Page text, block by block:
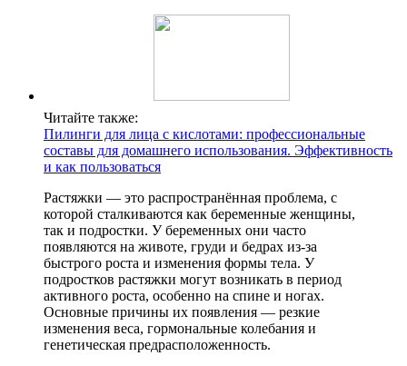
Читайте также:
Пилинги для лица с кислотами: профессиональные
составы для домашнего использования. Эффективность
и как пользоваться
Растяжки — это распространённая проблема, с
которой сталкиваются как беременные женщины,
так и подростки. У беременных они часто
появляются на животе, груди и бедрах из-за
быстрого роста и изменения формы тела. У
подростков растяжки могут возникать в период
активного роста, особенно на спине и ногах.
Основные причины их появления — резкие
изменения веса, гормональные колебания и
генетическая предрасположенность.